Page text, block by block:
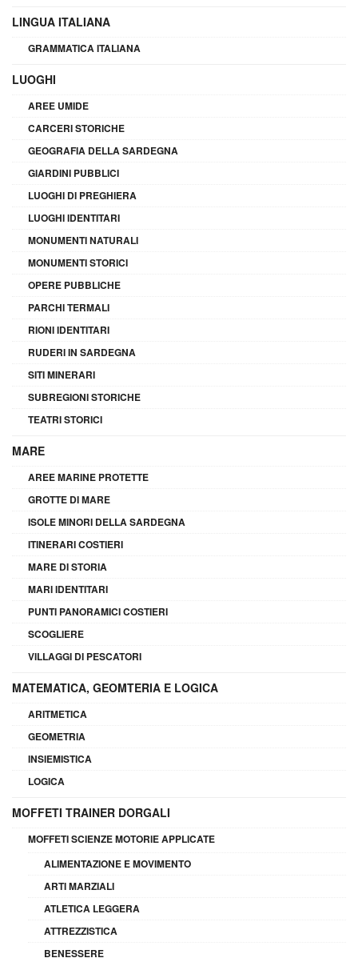
LINGUA ITALIANA
GRAMMATICA ITALIANA
LUOGHI
AREE UMIDE
CARCERI STORICHE
GEOGRAFIA DELLA SARDEGNA
GIARDINI PUBBLICI
LUOGHI DI PREGHIERA
LUOGHI IDENTITARI
MONUMENTI NATURALI
MONUMENTI STORICI
OPERE PUBBLICHE
PARCHI TERMALI
RIONI IDENTITARI
RUDERI IN SARDEGNA
SITI MINERARI
SUBREGIONI STORICHE
TEATRI STORICI
MARE
AREE MARINE PROTETTE
GROTTE DI MARE
ISOLE MINORI DELLA SARDEGNA
ITINERARI COSTIERI
MARE DI STORIA
MARI IDENTITARI
PUNTI PANORAMICI COSTIERI
SCOGLIERE
VILLAGGI DI PESCATORI
MATEMATICA, GEOMTERIA E LOGICA
ARITMETICA
GEOMETRIA
INSIEMISTICA
LOGICA
MOFFETI TRAINER DORGALI
MOFFETI SCIENZE MOTORIE APPLICATE
ALIMENTAZIONE E MOVIMENTO
ARTI MARZIALI
ATLETICA LEGGERA
ATTREZZISTICA
BENESSERE